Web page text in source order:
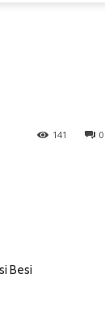
0
141
Besi